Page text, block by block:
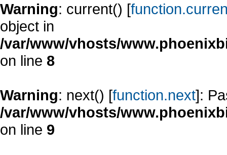
Warning: current() [
object in
/var/www/vhosts/
on line 8
Warning: next() [function.next]:
/var/www/vhosts/
on line 9